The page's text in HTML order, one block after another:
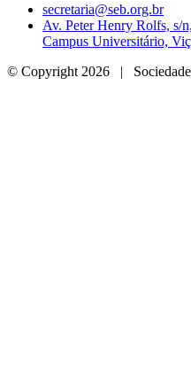
secretaria@seb.org.br
Av. Peter Henry Rolfs, s/
Campus Universitário,
© Copyright 2026 | Sociedade